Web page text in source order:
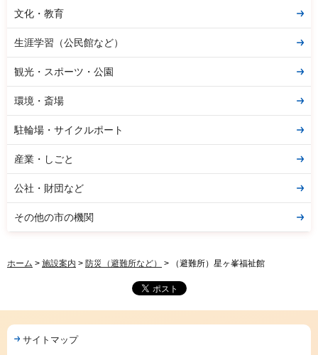
文化・教育
生涯学習（公民館など）
観光・スポーツ・公園
環境・斎場
駐輪場・サイクルポート
産業・しごと
公社・財団など
その他の市の機関
ホーム > 施設案内 > 防災（避難所など） > （避難所）星ヶ峯福祉館
サイトマップ